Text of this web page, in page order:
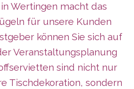
Wertingen macht das
für unsere Kunden
können Sie sich auf
Veranstaltungsplanung
sind nicht nur
Tischdekoration, sondern